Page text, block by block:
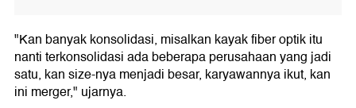
"Kan banyak konsolidasi, misalkan kayak fiber optik itu
nanti terkonsolidasi ada beberapa perusahaan yang jadi
satu, kan size-nya menjadi besar, karyawannya ikut, kan
ini merger," ujarnya.